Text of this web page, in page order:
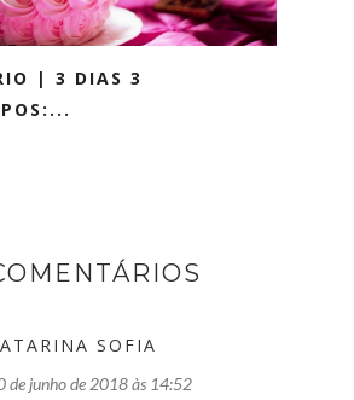
| 3 DIAS 3
SOFIA
de junho de 2018 às 14:52